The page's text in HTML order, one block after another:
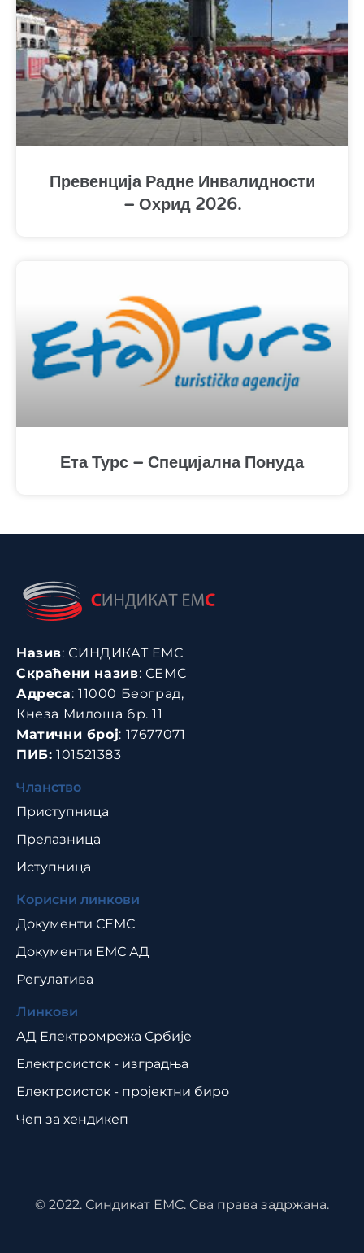
Превенција Радне Инвалидности
– Охрид 2026.
Ета Турс – Специјална Понуда
Назив: СИНДИКАТ ЕМС
Скраћени назив: СЕМС
Адреса: 11000 Београд,
Кнеза Милоша бр. 11
Матични број: 17677071
ПИБ: 101521383
Чланство
Приступница
Прелазница
Иступница
Корисни линкови
Документи СЕМС
Документи ЕМС АД
Регулатива
Линкови
АД Електромрежа Србије
Електроисток - изградња
Електроисток - пројектни биро
Чеп за хендикеп
© 2022. Синдикат ЕМС. Сва права задржана.